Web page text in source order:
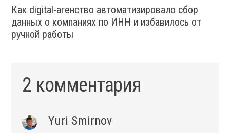
Как digital-агенство автоматизировало сбор
данных о компаниях по ИНН и избавилось от
ручной работы
2 комментария
Yuri Smirnov